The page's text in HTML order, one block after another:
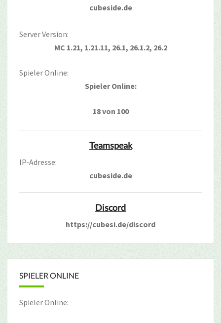
cubeside.de
Server Version:
MC 1.21, 1.21.11, 26.1, 26.1.2, 26.2
Spieler Online:
Spieler Online:
18 von 100
Teamspeak
IP-Adresse:
cubeside.de
Discord
https://cubesi.de/discord
SPIELER ONLINE
Spieler Online: